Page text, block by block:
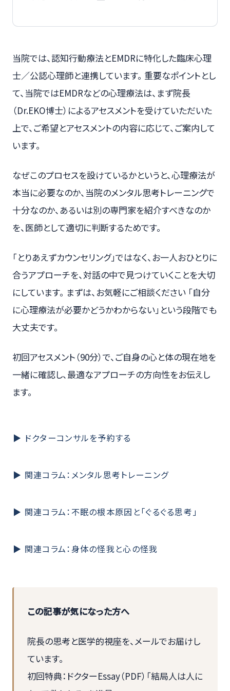
当院では、認知行動療法とEMDRに特化した臨床心理
士／公認心理師と連携しています。 重要なポイントとし
て、当院ではEMDRなどの心理療法は、まず院長
（Dr.EKO博士）によるアセスメントを受けていただいた
上で、ご希望とアセスメントの内容に応じて、ご案内して
います。
なぜこのプロセスを設けているかというと、心理療法が
本当に必要なのか、当院のメンタル思考トレーニングで
十分なのか、あるいは別の専門家を紹介すべきなのか
を、医師として適切に判断するためです。
「とりあえずカウンセリング」ではなく、お一人おひとりに
合うアプローチを、対話の中で見つけていくことを大切
にしています。 まずは、お気軽にご相談ください 「自分
に心理療法が必要かどうかわからない」という段階でも
大丈夫です。
初回アセスメント（90分）で、ご自身の心と体の現在地を
一緒に確認し、最適なアプローチの方向性をお伝えし
ます。
▶ ドクターコンサルを予約する
▶ 関連コラム：メンタル思考トレーニング
▶ 関連コラム：不眠の根本原因と「ぐるぐる思考」
▶ 関連コラム：身体の怪我と心の怪我
この記事が気になった方へ
院長の思考と医学的視座を、メールでお届けし
ています。
初回特典：ドクターEssay（PDF）「結局人は人に